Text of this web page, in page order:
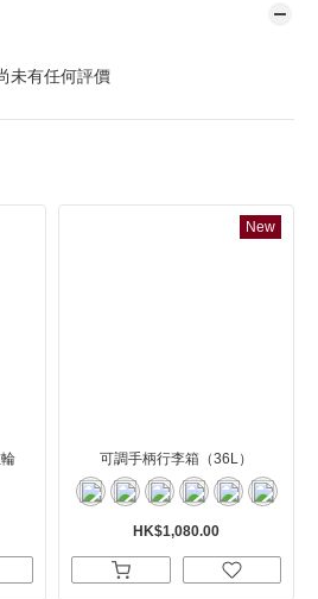
未有任何評價
New
可調手柄行李箱（36L）
HK$1,080.00